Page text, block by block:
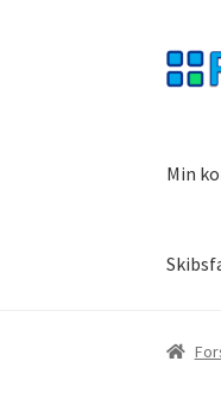
Spring
til
Spring
til
Min